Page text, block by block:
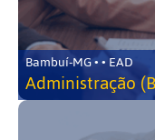
Bambuí-MG • • EAD
Administração